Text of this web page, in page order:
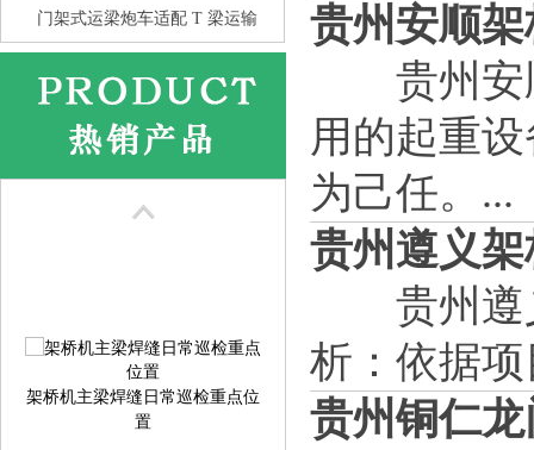
门架式运梁炮车适配 T 梁运输
花架龙门吊的抗风性 比箱型龙
架桥机主梁焊缝日常巡检重点位
置
贵州安顺
贵州安顺
用的起重
为己任。...
贵州遵义
贵州遵义
析：依据
贵州铜仁